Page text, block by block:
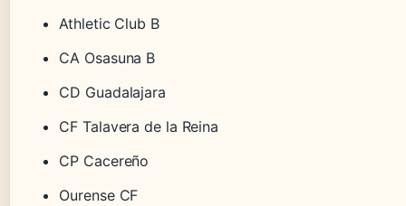
Athletic Club B
CA Osasuna B
CD Guadalajara
CF Talavera de la Reina
CP Cacereño
Ourense CF